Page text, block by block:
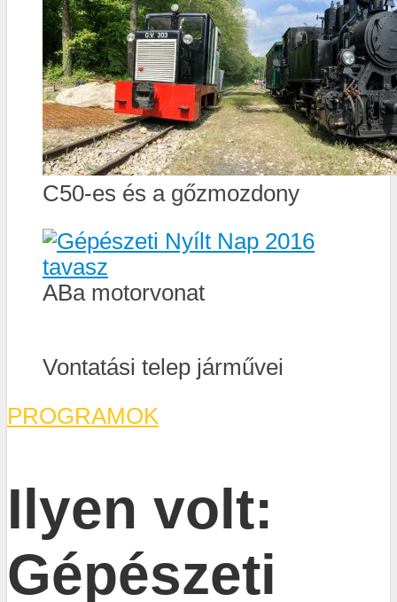
C50-es és a gőzmozdony
ABa motorvonat
Vontatási telep járművei
PROGRAMOK
Ilyen volt:
Gépészeti